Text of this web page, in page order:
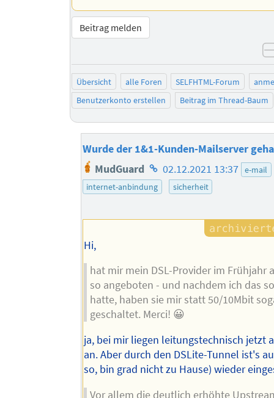
Beitrag melden
Übersicht alle Foren SELFHTML-Forum
Benutzerkonto erstellen
Beitrag im Thread-Baum
Wurde der 1&1-Kunden-Mailserver
MudGuard Homepage
des
02.12.2021 13:37 e-mail
internet-anbindung
sicherheit
Hi,
hat mir mein DSL-Provider im Frühjahr
so angeboten - und nachdem ich das
hatte, haben sie mir statt 50/10Mbit
geschaltet. Merci! 😀
ja, bei mir liegen leitungstechnisch jetzt
an. Aber durch den DSLite-Tunnel ist's
so, bin grad nicht zu Hause) wieder
Vor allem die deutlich erhöhte